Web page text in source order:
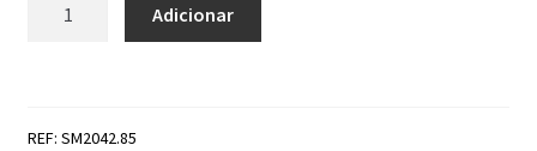
Adicionar
REF: SM2042.85